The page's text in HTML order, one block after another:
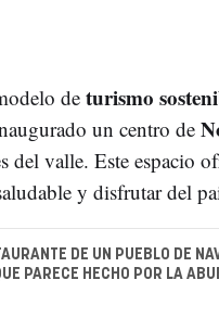
de turismo
un centro de
del valle. Este espacio
y disfrutar del
DE UN PUEBLO DE
PARECE HECHO POR LA